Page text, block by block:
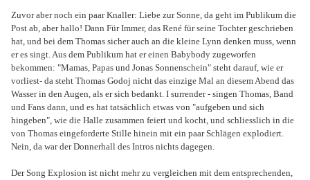
Zuvor aber noch ein paar Knaller: Liebe zur Sonne, da geht im Publikum die
Post ab, aber hallo! Dann Für Immer, das René für seine Tochter geschrieben
hat, und bei dem Thomas sicher auch an die kleine Lynn denken muss, wenn
er es singt. Aus dem Publikum hat er einen Babybody zugeworfen
bekommen: "Mamas, Papas und Jonas Sonnenschein" steht darauf, wie er
vorliest- da steht Thomas Godoj nicht das einzige Mal an diesem Abend das
Wasser in den Augen, als er sich bedankt. I surrender - singen Thomas, Band
und Fans dann, und es hat tatsächlich etwas von "aufgeben und sich
hingeben", wie die Halle zusammen feiert und kocht, und schliesslich in die
von Thomas eingeforderte Stille hinein mit ein paar Schlägen explodiert.
Nein, da war der Donnerhall des Intros nichts dagegen.
Der Song Explosion ist nicht mehr zu vergleichen mit dem entsprechenden,